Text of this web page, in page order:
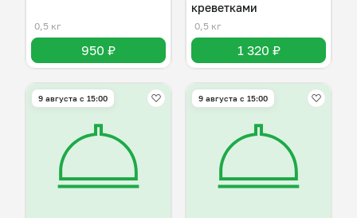
0,5 кг
950 ₽
креветками
0,5 кг
1 320 ₽
9 августа с 15:00 9 августа с 15:00